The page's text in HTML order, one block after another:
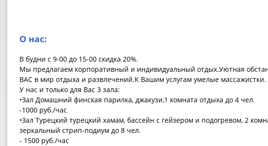
О нас:
В будни с 9-00 до 15-00 скидка 20%.
Мы предлагаем корпоративный и индивидуальный отдых.Уютная
ВАС в мир отдыха и развлечений.К Вашим услугам умелые массажистки.
У нас и только для Вас 3 зала:
•Зал Домашний финская парилка, джакузи,1 комната отдыха до 4 чел.
-1000 руб./час
•Зал Турецкий турецкий хамам, бассейн с гейзером и подогревом, 2
зеркальный стрип-подиум до 8 чел.
- 1500 руб./час